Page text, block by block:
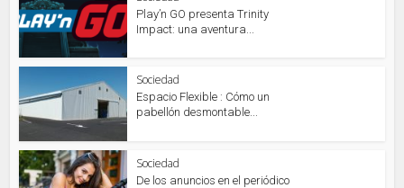
Play’n GO presenta Trinity
Impact: una aventura...
Sociedad
Espacio Flexible : Cómo un
pabellón desmontable...
Sociedad
De los anuncios en el periódico